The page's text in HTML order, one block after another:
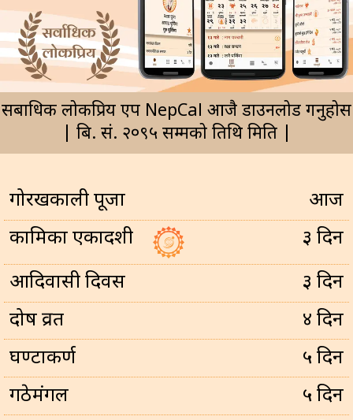
सर्बाधिक लोकप्रिय एप NepCal आजै डाउनलोड गर्नुहोस
| बि. सं. २०९५ सम्मको तिथि मिति |
गोरखकाली पूजा
आज
कामिका एकादशी
३ दिन
आदिवासी दिवस
३ दिन
प्रदोष व्रत
४ दिन
घण्टाकर्ण
५ दिन
गठेमंगल
५ दिन